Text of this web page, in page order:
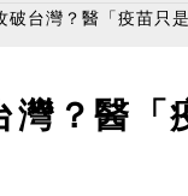
台灣？醫「疫苗只
？醫「